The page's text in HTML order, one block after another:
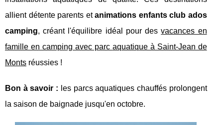
allient détente parents etanimations enfants club ados
camping, créant l'équilibre idéal pour desvacances en
famille en camping avec parc aquatique à Saint-Jean de
Monts réussies !
Bon à savoir : les parcs aquatiques chauffés prolongent
la saison de baignade jusqu'en octobre.